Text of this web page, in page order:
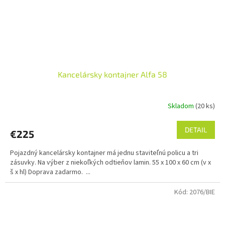
Kancelársky kontajner Alfa 58
Skladom (20 ks)
€225 DETAIL
Pojazdný kancelársky kontajner má jednu staviteľnú policu a tri
zásuvky. Na výber z niekoľkých odtieňov lamin. 55 x 100 x 60 cm (v x
š x hl) Doprava zadarmo. ...
Kód: 2076/BIE